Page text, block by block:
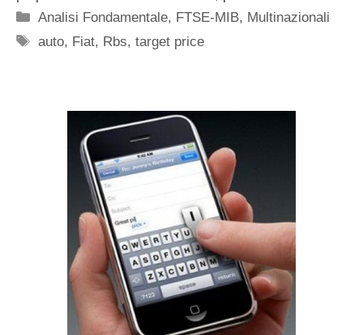
Categorie
Analisi Fondamentale, FTSE-MIB, Multinazionali
Tag
auto, Fiat, Rbs,target price